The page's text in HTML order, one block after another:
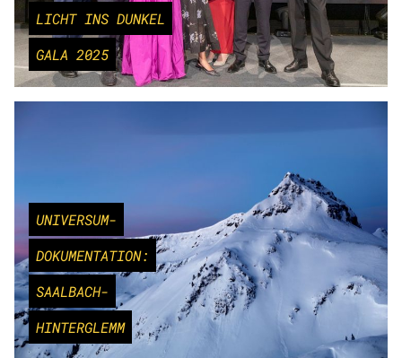
LICHT INS DUNKEL
GALA 2025
UNIVERSUM-
DOKUMENTATION:
SAALBACH-
HINTERGLEMM